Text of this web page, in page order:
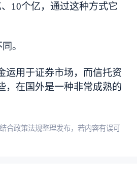
10个亿，通过这种方式它
。
运用于证券市场，而信托资
，在国外是一种非常成熟的
合政策法规整理发布，若内容有误可